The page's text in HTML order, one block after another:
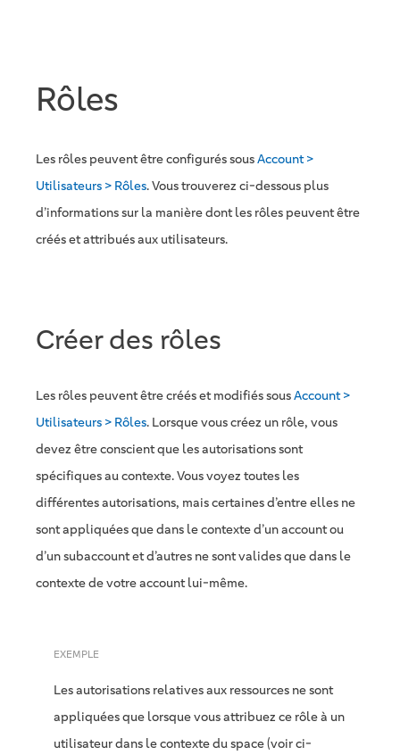
Rôles
Les rôles peuvent être configurés sousAccount >
Utilisateurs > Rôles. Vous trouverez ci-dessous plus
d’informations sur la manière dont les rôles peuvent être
créés et attribués aux utilisateurs.
Créer des rôles
Les rôles peuvent être créés et modifiés sousAccount >
Utilisateurs > Rôles. Lorsque vous créez un rôle, vous
devez être conscient que les autorisations sont
spécifiques au contexte. Vous voyez toutes les
différentes autorisations, mais certaines d’entre elles ne
sont appliquées que dans le contexte d’un account ou
d’un subaccount et d’autres ne sont valides que dans le
contexte de votre account lui-même.
EXEMPLE
Les autorisations relatives aux ressources ne sont
appliquées que lorsque vous attribuez ce rôle à un
utilisateur dans le contexte du space (voir ci-